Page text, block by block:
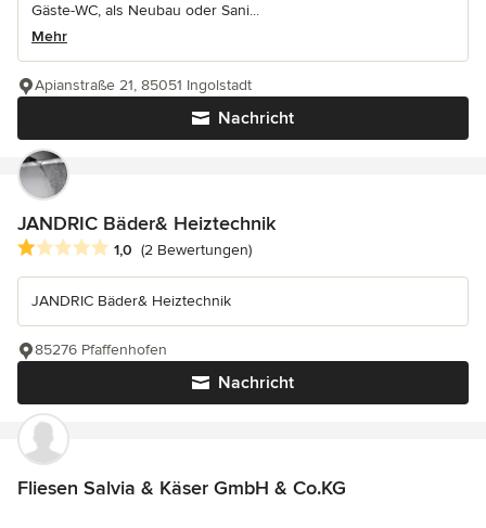
Gäste-WC, als Neubau oder Sani...
Mehr
Nachricht
Apianstraße 21, 85051 Ingolstadt
JANDRIC Bäder& Heiztechnik
Durchschnittliche Bewertung: 1 von 5 Sternen
1,0 (2 Bewertungen)
JANDRIC Bäder& Heiztechnik
Nachricht
85276 Pfaffenhofen
Fliesen Salvia & Käser GmbH & Co.KG